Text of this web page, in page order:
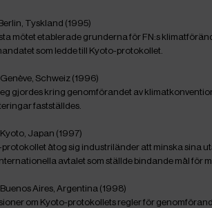
Tyskland (1995)
mötet etablerade grunderna för FN:s
som ledde till Kyoto-protokollet.
Schweiz (1996)
gjordes kring genomförandet av
fastställdes.
Japan (1997)
protokollet åtog sig industriländer att minska sina
avtalet som ställde bindande mål för
Aires, Argentina (1998)
om Kyoto-protokollets regler för